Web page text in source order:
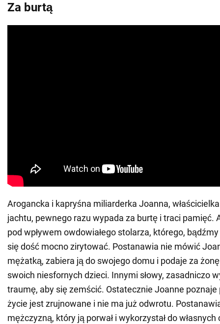
Za burtą
Arogancka i kapryśna miliarderka Joanna,
jachtu, pewnego razu wypada za burtę i traci pamięć.
pod wpływem owdowiałego stolarza, którego, bądźmy
się dość mocno zirytować. Postanawia nie mówić
mężatką, zabiera ją do swojego domu i podaje za
swoich niesfornych dzieci. Innymi słowy, zasadniczo
traumę, aby się zemścić. Ostatecznie Joanne poznaje
życie jest zrujnowane i nie ma już odwrotu.
mężczyzną, który ją porwał i wykorzystał do własnych